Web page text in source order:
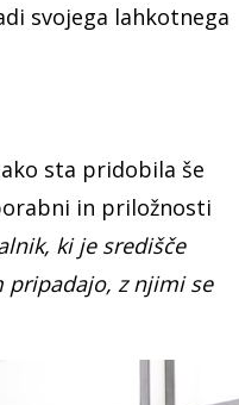
svojega lahkotnega
sta pridobila še
in priložnosti
ki je središče
pripadajo, z njimi se